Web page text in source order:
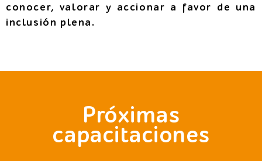
conocer, valorar y accionar a favor de una
inclusión plena.
Próximas
capacitaciones